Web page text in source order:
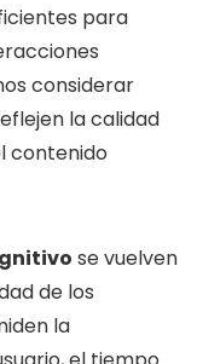
para
considerar
la calidad
contenido
se vuelven
de los
la